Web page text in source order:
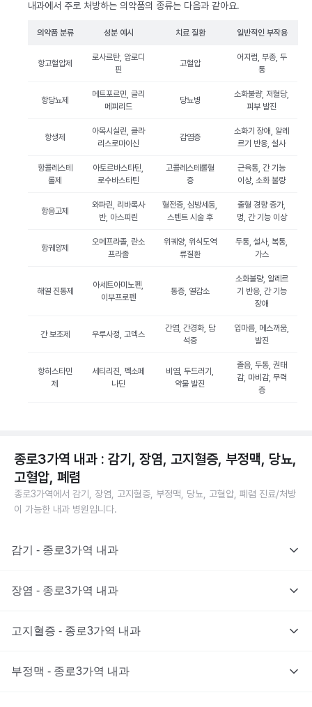
내과에서 주로 처방하는 의약품의 종류는 다음과 같아요.
의약품 분류 성분 예시 치료 질환 일반적인 부작용
항고혈압제
로사르탄, 암로디
핀
고혈압
어지럼, 부종, 두
통
항당뇨제
메트포르민, 글리
메피리드
당뇨병
소화불량, 저혈당,
피부 발진
항생제
아목시실린, 클라
리스로마이신
감염증
소화기 장애, 알레
르기 반응, 설사
항콜레스테
롤제
아토르바스타틴,
로수바스타틴
고콜레스테롤혈
증
근육통, 간 기능
이상, 소화 불량
항응고제
와파린, 리바록사
반, 아스피린
혈전증, 심방세동,
스텐트 시술 후
출혈 경향 증가,
멍, 간 기능 이상
항궤양제
오메프라졸, 란소
프라졸
위궤양, 위식도역
류질환
두통, 설사, 복통,
가스
해열 진통제
아세트아미노펜,
이부프로펜
통증, 열감소
소화불량, 알레르
기 반응, 간 기능
장애
간 보조제 우루사정, 고덱스
간염, 간경화, 담
석증
입마름, 메스꺼움,
발진
항히스타민
제
세티리진, 펙소페
나딘
비염, 두드러기,
약물 발진
졸음, 두통, 권태
감, 마비감, 무력
증
종로3가역 내과 : 감기, 장염, 고지혈증, 부정맥, 당뇨,
고혈압, 폐렴
종로3가역에서 감기, 장염, 고지혈증, 부정맥, 당뇨, 고혈압, 폐렴 진료/처방
이 가능한 내과 병원입니다.
감기 - 종로3가역 내과
장염 - 종로3가역 내과
고지혈증 - 종로3가역 내과
부정맥 - 종로3가역 내과